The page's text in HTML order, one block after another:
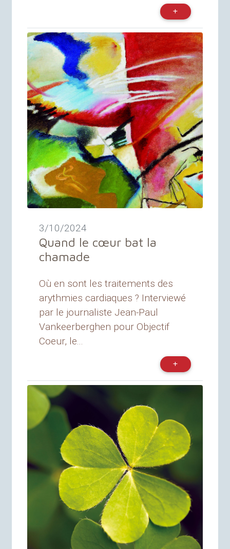
3/10/2024
Quand le cœur bat la
chamade
Où en sont les traitements des
arythmies cardiaques ? Interviewé
par le journaliste Jean-Paul
Vankeerberghen pour Objectif
Coeur, le...